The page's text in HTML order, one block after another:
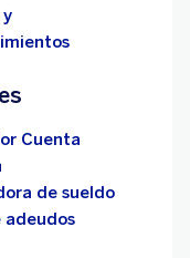
y
Cuenta
de sueldo
adeudos